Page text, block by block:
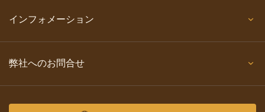
インフォメーション
弊社へのお問合せ